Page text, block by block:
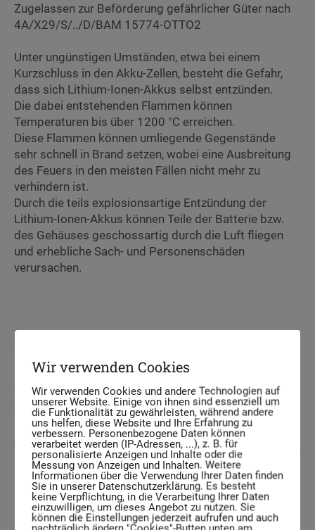
Zugelassen zur Beförderung gefährlicher Güter nach
4A/X29/S/../D/BAM 15774-OTTO2
Unter ungünstigen Umständen, etwa bei einem
Kurzschluss in den Akku-Zellen, besteht die Gefahr,
dass sich Lithium-Ionen-Akkus selbst entzünden.
Die dabei entstehenden Flammen können
Temperaturen bis über 1200 °C erreichen.
Diese Flammen können umliegende Gegenstände
sehr schnell in Brand setzen, wobei eine Ausbreitung
des Feuers in den meisten Fällen nicht mehr zu
verhindern ist.
Durch die teils explosionsartige Entzündung der
Lithium-Ionen-Akkus können Teile der Batterie bzw.
des Gehäuses geschossartig durch die Luft fliegen
und erhebliche Sach- und Personenschäden
verursachen.
Durch die Verwendung der RETRON BOX leisten Sie
den idealen präventiven Brandschutz in Ihrem
Zuhause.
Im Fall der Lagerung, des Transports und des
Aufladens der Lithium-Ionen-Akkus innerhalb der
RETRON BOX wird die Gefahr eines Übergreifens einer
potenziellen Entzündung auf die Umgebung deutlich
reduziert.
Gleichzeitig bietet die RETRON BOX Schutz vor
umherfliegenden Batterie- und Gehäuseteilen bei einer
Wir verwenden Cookies
Wir verwenden Cookies und andere Technologien auf
unserer Website. Einige von ihnen sind essenziell um
die Funktionalität zu gewährleisten, während andere
uns helfen, diese Website und Ihre Erfahrung zu
verbessern. Personenbezogene Daten können
verarbeitet werden (IP-Adressen, ...), z. B. für
personalisierte Anzeigen und Inhalte oder die
Messung von Anzeigen und Inhalten. Weitere
Informationen über die Verwendung Ihrer Daten finden
Sie in unserer Datenschutzerklärung. Es besteht
keine Verpflichtung, in die Verarbeitung Ihrer Daten
einzuwilligen, um dieses Angebot zu nutzen. Sie
können die Einstellungen jederzeit aufrufen und auch